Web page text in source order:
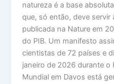
natureza é a base
que, só então, deve servir
publicada na Nature em
do PIB. Um manifesto
cientistas de 72 países e
janeiro de 2026 durante o
Mundial em Davos está